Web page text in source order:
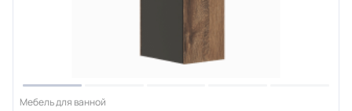
Мебель для ванной